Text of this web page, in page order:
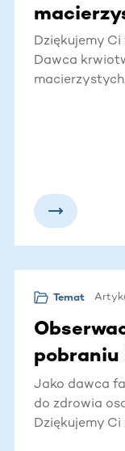
Dziękujemy
Dawca
Temat
komórek
szpiku
Jako dawca
do zdrowia
Dziękujemy Ci
Będziemy